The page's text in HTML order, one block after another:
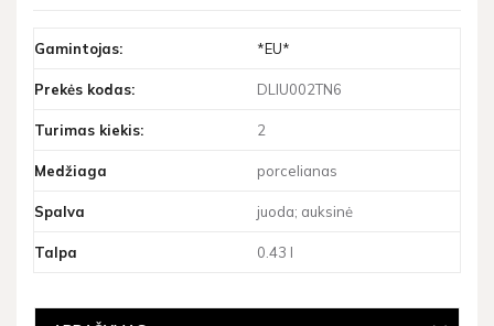
Gamintojas: *EU*
Prekės kodas: DLIU002TN6
Turimas kiekis: 2
Medžiaga porcelianas
Spalva juoda; auksinė
Talpa 0.43 l